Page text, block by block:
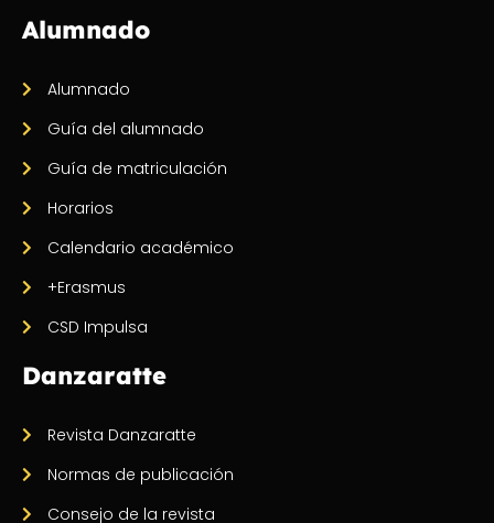
Alumnado
Alumnado
Guía del alumnado
Guía de matriculación
Horarios
Calendario académico
+Erasmus
CSD Impulsa
Danzaratte
Revista Danzaratte
Normas de publicación
Consejo de la revista